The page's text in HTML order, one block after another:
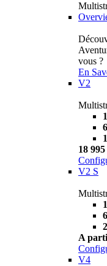
vous ?
En
V2
18 995
V2 S
A
V4